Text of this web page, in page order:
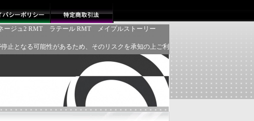
ージュ2 RMT ラテール RMT
メイプルストーリー
止となる可能性があるため、そのリスクを承知の上ご利